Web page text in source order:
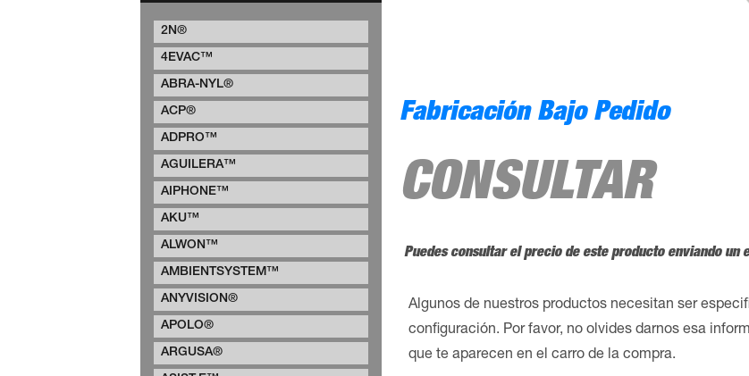
2N®
4EVAC™
ABRA-NYL®
ACP®
ADPRO™
AGUILERA™
AIPHONE™
AKU™
ALWON™
AMBIENTSYSTEM™
ANYVISION®
APOLO®
ARGUSA®
Fabricación Bajo Pedido
CONSULTAR
Puedes consultar el precio de este producto enviando un
Algunos de nuestros productos necesitan ser
configuración. Por favor, no olvides darnos esa
que te aparecen en el carro de la compra.